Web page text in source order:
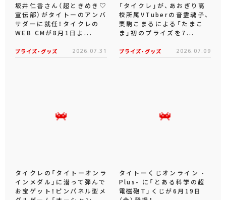
坂井仁香さん（超ときめき♡
宣伝部）がタイトーのアンバ
サダーに就任！タイクレの
WEB CMが8月1日よ...
プライズ・グッズ 2026.07.31
「タイクレ」が、あおぎり高
校所属VTuberの音霊魂子、
栗駒こまるによる「たまこ
ま」初のプライズを7...
プライズ・グッズ 2026.07.09
タイクレの「タイトーオンラ
インメダル」に潜って弾んで
お宝ゲット！ピンパネル型メ
タイトーくじオンライン -
Plus- に「とある科学の超
電磁砲T」くじが6月19日